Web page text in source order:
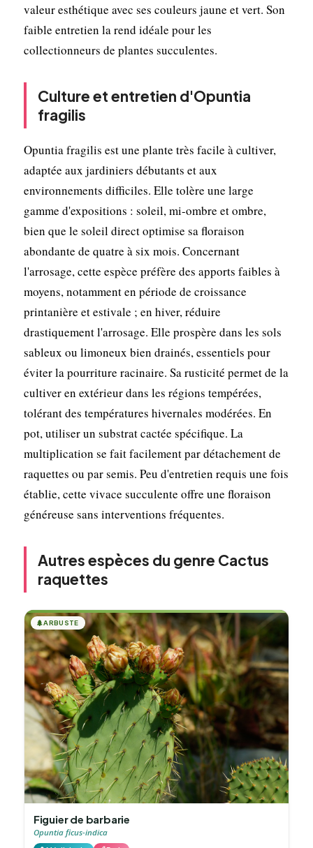
valeur esthétique avec ses couleurs jaune et vert. Son
faible entretien la rend idéale pour les
collectionneurs de plantes succulentes.
Culture et entretien d'Opuntia
fragilis
Opuntia fragilis est une plante très facile à cultiver,
adaptée aux jardiniers débutants et aux
environnements difficiles. Elle tolère une large
gamme d'expositions : soleil, mi-ombre et ombre,
bien que le soleil direct optimise sa floraison
abondante de quatre à six mois. Concernant
l'arrosage, cette espèce préfère des apports faibles à
moyens, notamment en période de croissance
printanière et estivale ; en hiver, réduire
drastiquement l'arrosage. Elle prospère dans les sols
sableux ou limoneux bien drainés, essentiels pour
éviter la pourriture racinaire. Sa rusticité permet de la
cultiver en extérieur dans les régions tempérées,
tolérant des températures hivernales modérées. En
pot, utiliser un substrat cactée spécifique. La
multiplication se fait facilement par détachement de
raquettes ou par semis. Peu d'entretien requis une fois
établie, cette vivace succulente offre une floraison
généreuse sans interventions fréquentes.
Autres espèces du genre Cactus
raquettes
🌲ARBUSTE
Figuier de barbarie
Opuntia ficus-indica